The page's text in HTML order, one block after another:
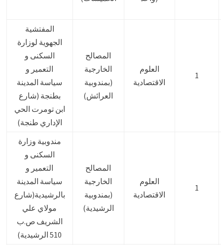
المفتشية
الجهوية لوزارة
السكنى و
التعمير و
سياسة المدينة
بطنجة (شارع
ابن تومرت الحي
الإداري طنجة)
المصالح
الخارجية
(بمندوبية
العرائش)
العلوم
الاقتصادية
1
مندوبية وزارة
السكنى و
التعمير و
سياسة المدينة
بالرشيدية(شارع
مولاي علي
الشريف ص.ب
510 الرشيدية)
المصالح
الخارجية
(بمندوبية
الرشيدية)
العلوم
الاقتصادية
1